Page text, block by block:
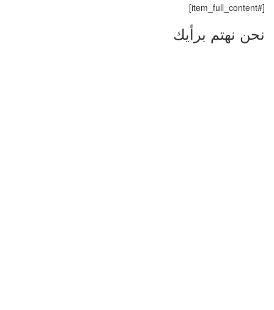
[#item_full_content]
نحن نهتم برأيك